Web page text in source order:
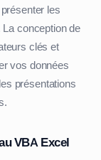
les
conception de
clés et
vos données
présentations
VBA Excel